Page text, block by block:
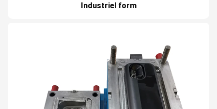
Industriel form